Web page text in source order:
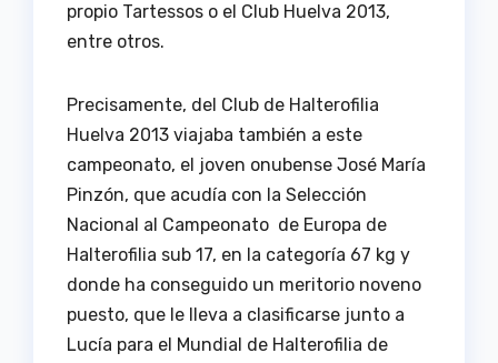
propio Tartessos o el Club Huelva 2013,
entre otros.
Precisamente, del Club de Halterofilia
Huelva 2013 viajaba también a este
campeonato, el joven onubense José María
Pinzón, que acudía con la Selección
Nacional al Campeonato de Europa de
Halterofilia sub 17, en la categoría 67 kg y
donde ha conseguido un meritorio noveno
puesto, que le lleva a clasificarse junto a
Lucía para el Mundial de Halterofilia de